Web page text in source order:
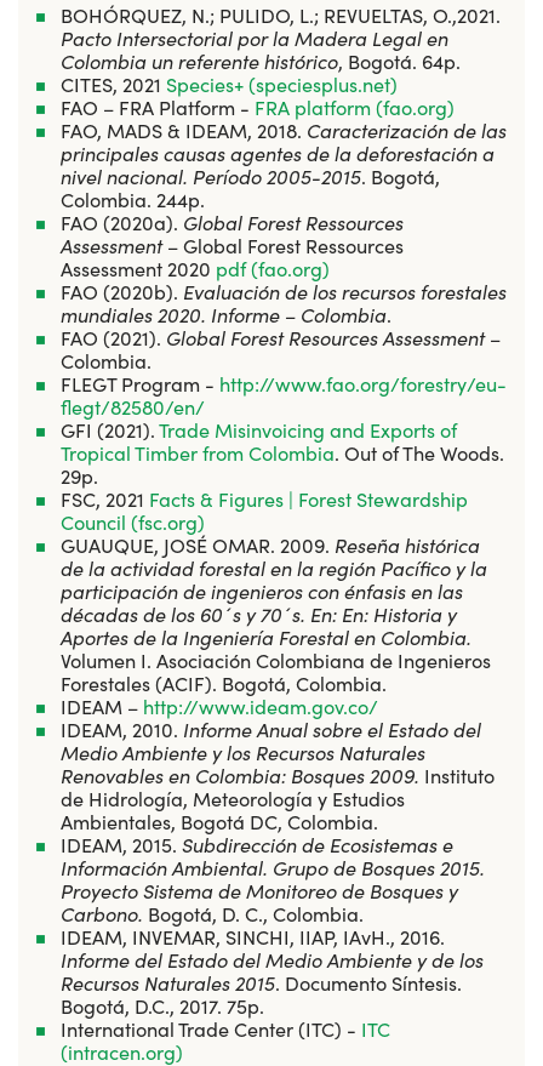
BOHÓRQUEZ, N.; PULIDO, L.; REVUELTAS, O.,2021.
Pacto Intersectorial por la Madera Legal en
Colombia un referente histórico, Bogotá. 64p.
CITES, 2021 Species+ (speciesplus.net)
FAO – FRA Platform - FRA platform (fao.org)
FAO, MADS & IDEAM, 2018. Caracterización de las
principales causas agentes de la deforestación a
nivel nacional. Período 2005-2015. Bogotá,
Colombia. 244p.
FAO (2020a). Global Forest Ressources
Assessment– Global Forest Ressources
Assessment 2020 pdf (fao.org)
FAO (2020b). Evaluación de los recursos forestales
mundiales 2020. Informe – Colombia.
FAO (2021). Global Forest Resources Assessment–
Colombia.
FLEGT Program - http://www.fao.org/forestry/eu-
flegt/82580/en/
GFI (2021).Trade Misinvoicing and Exports of
Tropical Timber from Colombia. Out of The Woods.
29p.
FSC, 2021 Facts & Figures | Forest Stewardship
Council (fsc.org)
GUAUQUE, JOSÉ OMAR. 2009. Reseña histórica
de la actividad forestal en la región Pacífico y la
participación de ingenieros con énfasis en las
décadas de los 60´s y 70´s. En: En: Historia y
Aportes de la Ingeniería Forestal en Colombia.
Volumen I. Asociación Colombiana de Ingenieros
Forestales (ACIF). Bogotá, Colombia.
IDEAM – http://www.ideam.gov.co/
IDEAM, 2010. Informe Anual sobre el Estado del
Medio Ambiente y los Recursos Naturales
Renovables en Colombia: Bosques 2009. Instituto
de Hidrología, Meteorología y Estudios
Ambientales, Bogotá DC, Colombia.
IDEAM, 2015. Subdirección de Ecosistemas e
Información Ambiental. Grupo de Bosques 2015.
Proyecto Sistema de Monitoreo de Bosques y
Carbono. Bogotá, D. C., Colombia.
IDEAM, INVEMAR, SINCHI, IIAP, IAvH., 2016.
Informe del Estado del Medio Ambiente y de los
Recursos Naturales 2015. Documento Síntesis.
Bogotá, D.C., 2017. 75p.
International Trade Center (ITC) - ITC
(intracen.org)